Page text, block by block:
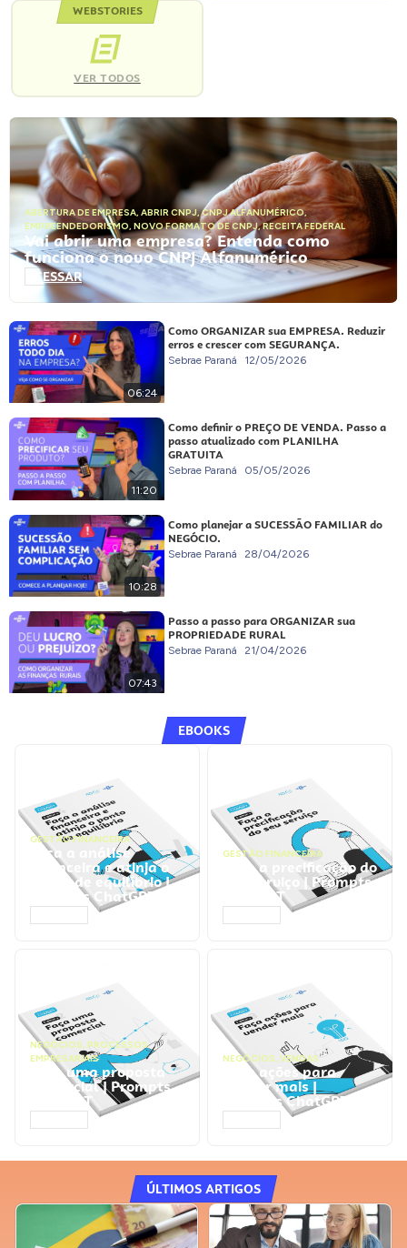
WEBSTORIES
VER TODOS
ABERTURA DE EMPRESA, ABRIR CNPJ,CNPJ ALFANUMÉRICO,
EMPREENDEDORISMO, NOVO FORMATO DE CNPJ,RECEITA FEDERAL
Vai abrir uma empresa? Entenda como
funciona o novo CNPJ Alfanumérico
ACESSAR
06:24
Como ORGANIZAR sua EMPRESA. Reduzir
erros e crescer com SEGURANÇA.
Sebrae Paraná 12/05/2026
11:20
Como definir o PREÇO DE VENDA. Passo a
passo atualizado com PLANILHA
GRATUITA
Sebrae Paraná 05/05/2026
10:28
Como planejar a SUCESSÃO FAMILIAR do
NEGÓCIO.
Sebrae Paraná 28/04/2026
07:43
Passo a passo para ORGANIZAR sua
PROPRIEDADE RURAL
Sebrae Paraná 21/04/2026
EBOOKS
GESTÃO FINANCEIRA
Faça a análise
financeira e atinja o
ponto de equilíbrio |
Prompts ChatGPT
GESTÃO FINANCEIRA
Faça a precificação do
seu serviço | Prompts
ChatGPT
NEGÓCIOS, PROCESSOS
EMPRESARIAIS
Faça uma proposta
comercial | Prompts
ChatGPT
NEGÓCIOS, VENDAS
Faça ações para
vender mais |
Prompts ChatGPT
ÚLTIMOS ARTIGOS